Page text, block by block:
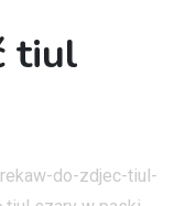
tiul
do-zdjec-tiul-